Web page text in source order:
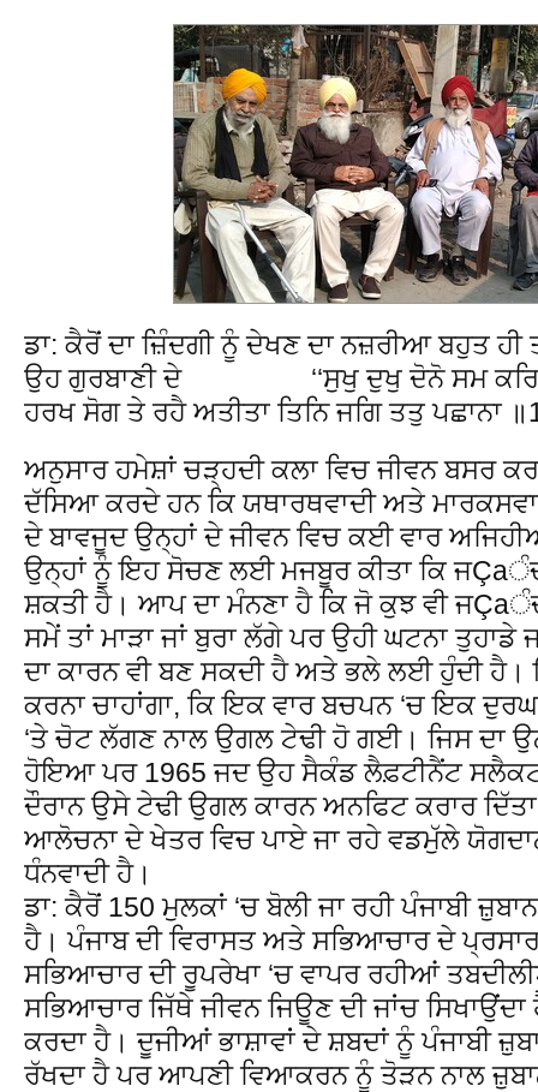
ਡਾ: ਕੈਰੋਂ ਦਾ ਜ਼ਿੰਦਗੀ ਨੂੰ ਦੇਖਣ ਦਾ ਨਜ਼ਰੀਆ ਬਹੁਤ
ਉਹ ਗੁਰਬਾਣੀ ਦੇ ‘‘ਸੁਖੁ ਦੁਖੁ ਦੋਨੋ ਸਮ ਕਰਿ
ਹਰਖ ਸੋਗ ਤੇ ਰਹੈ ਅਤੀਤਾ ਤਿਨਿ ਜਗਿ ਤਤੁ ਪਛਾਨਾ
ਅਨੁਸਾਰ ਹਮੇਸ਼ਾਂ ਚੜ੍ਹਦੀ ਕਲਾ ਵਿਚ ਜੀਵਨ ਬਸਰ
ਦੱਸਿਆ ਕਰਦੇ ਹਨ ਕਿ ਯਥਾਰਥਵਾਦੀ ਅਤੇ
ਦੇ ਬਾਵਜੂਦ ਉਨ੍ਹਾਂ ਦੇ ਜੀਵਨ ਵਿਚ ਕਈ ਵਾਰ
ਉਨ੍ਹਾਂ ਨੂੰ ਇਹ ਸੋਚਣ ਲਈ ਮਜਬੂਰ ਕੀਤਾ ਕਿ
ਸ਼ਕਤੀ ਹੈ। ਆਪ ਦਾ ਮੰਨਣਾ ਹੈ ਕਿ ਜੋ ਕੁਝ ਵੀ
ਸਮੇਂ ਤਾਂ ਮਾੜਾ ਜਾਂ ਬੁਰਾ ਲੱਗੇ ਪਰ ਉਹੀ ਘਟਨਾ
ਦਾ ਕਾਰਨ ਵੀ ਬਣ ਸਕਦੀ ਹੈ ਅਤੇ ਭਲੇ ਲਈ ਹੁੰਦੀ
ਕਰਨਾ ਚਾਹਾਂਗਾ, ਕਿ ਇਕ ਵਾਰ ਬਚਪਨ ‘ਚ ਇਕ
‘ਤੇ ਚੋਟ ਲੱਗਣ ਨਾਲ ਉਗਲ ਟੇਢੀ ਹੋ ਗਈ। ਜਿਸ ਦਾ
ਹੋਇਆ ਪਰ 1965 ਜਦ ਉਹ ਸੈਕੰਡ ਲੈਫ਼ਟੀਨੈਂਟ
ਦੌਰਾਨ ਉਸੇ ਟੇਢੀ ਉਗਲ ਕਾਰਨ ਅਨਫਿਟ ਕਰਾਰ
ਆਲੋਚਨਾ ਦੇ ਖੇਤਰ ਵਿਚ ਪਾਏ ਜਾ ਰਹੇ ਵਡਮੁੱਲੇ
ਧੰਨਵਾਦੀ ਹੈ।
ਡਾ: ਕੈਰੋਂ 150 ਮੁਲਕਾਂ ‘ਚ ਬੋਲੀ ਜਾ ਰਹੀ ਪੰਜਾਬੀ
ਹੈ। ਪੰਜਾਬ ਦੀ ਵਿਰਾਸਤ ਅਤੇ ਸਭਿਆਚਾਰ ਦੇ
ਸਭਿਆਚਾਰ ਦੀ ਰੂਪਰੇਖਾ ‘ਚ ਵਾਪਰ ਰਹੀਆਂ
ਸਭਿਆਚਾਰ ਜਿੱਥੇ ਜੀਵਨ ਜਿਊਣ ਦੀ ਜਾਂਚ
ਕਰਦਾ ਹੈ। ਦੂਜੀਆਂ ਭਾਸ਼ਾਵਾਂ ਦੇ ਸ਼ਬਦਾਂ ਨੂੰ ਪੰਜਾਬੀ
ਰੱਖਦਾ ਹੈ ਪਰ ਆਪਣੀ ਵਿਆਕਰਨ ਨੂੰ ਤੋੜਨ ਨਾਲ